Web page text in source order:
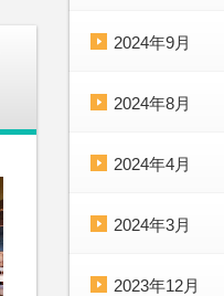
2024年9月
2024年8月
2024年4月
2024年3月
2023年12月